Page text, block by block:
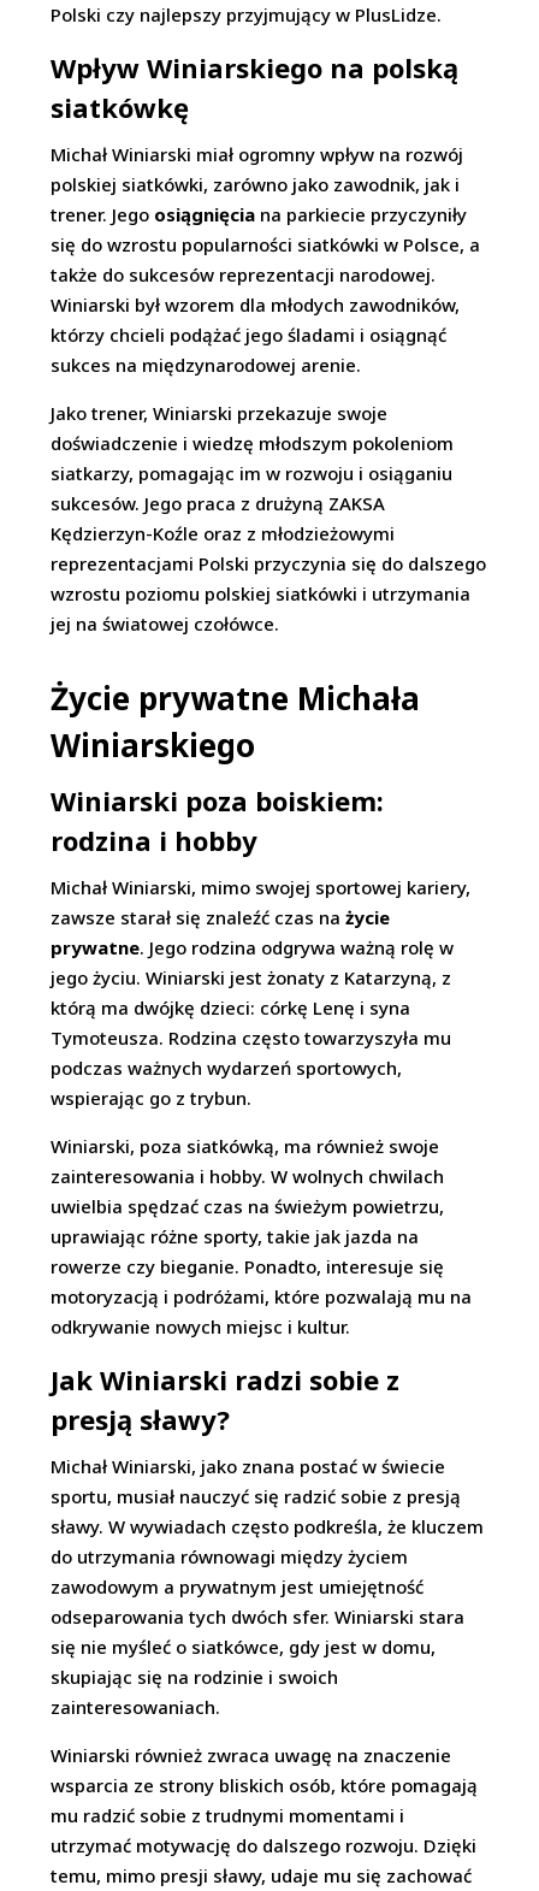
Polski czy najlepszy przyjmujący w PlusLidze.
Wpływ Winiarskiego na polską
siatkówkę
Michał Winiarski miał ogromny wpływ na rozwój
polskiej siatkówki, zarówno jako zawodnik, jak i
trener. Jego osiągnięcia na parkiecie przyczyniły
się do wzrostu popularności siatkówki w Polsce, a
także do sukcesów reprezentacji narodowej.
Winiarski był wzorem dla młodych zawodników,
którzy chcieli podążać jego śladami i osiągnąć
sukces na międzynarodowej arenie.
Jako trener, Winiarski przekazuje swoje
doświadczenie i wiedzę młodszym pokoleniom
siatkarzy, pomagając im w rozwoju i osiąganiu
sukcesów. Jego praca z drużyną ZAKSA
Kędzierzyn-Koźle oraz z młodzieżowymi
reprezentacjami Polski przyczynia się do dalszego
wzrostu poziomu polskiej siatkówki i utrzymania
jej na światowej czołówce.
Życie prywatne Michała
Winiarskiego
Winiarski poza boiskiem:
rodzina i hobby
Michał Winiarski, mimo swojej sportowej kariery,
zawsze starał się znaleźć czas nażycie
prywatne. Jego rodzina odgrywa ważną rolę w
jego życiu. Winiarski jest żonaty z Katarzyną, z
którą ma dwójkę dzieci: córkę Lenę i syna
Tymoteusza. Rodzina często towarzyszyła mu
podczas ważnych wydarzeń sportowych,
wspierając go z trybun.
Winiarski, poza siatkówką, ma również swoje
zainteresowania i hobby. W wolnych chwilach
uwielbia spędzać czas na świeżym powietrzu,
uprawiając różne sporty, takie jak jazda na
rowerze czy bieganie. Ponadto, interesuje się
motoryzacją i podróżami, które pozwalają mu na
odkrywanie nowych miejsc i kultur.
Jak Winiarski radzi sobie z
presją sławy?
Michał Winiarski, jako znana postać w świecie
sportu, musiał nauczyć się radzić sobie z presją
sławy. W wywiadach często podkreśla, że kluczem
do utrzymania równowagi między życiem
zawodowym a prywatnym jest umiejętność
odseparowania tych dwóch sfer. Winiarski stara
się nie myśleć o siatkówce, gdy jest w domu,
skupiając się na rodzinie i swoich
zainteresowaniach.
Winiarski również zwraca uwagę na znaczenie
wsparcia ze strony bliskich osób, które pomagają
mu radzić sobie z trudnymi momentami i
utrzymać motywację do dalszego rozwoju. Dzięki
temu, mimo presji sławy, udaje mu się zachować